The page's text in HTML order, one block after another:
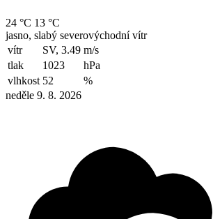
24 °C 13 °C
jasno, slabý severovýchodní vítr
vítr
SV, 3.49 m/s
tlak
1023
hPa
vlhkost 52
%
neděle 9. 8. 2026